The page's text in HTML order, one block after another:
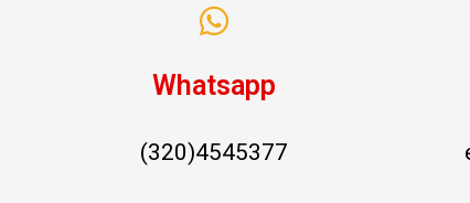
Whatsapp
(320)4545377